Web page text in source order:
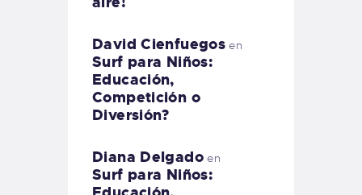
David Cienfuegos en
Surf para Niños:
Educación,
Competición o
Diversión?
Diana Delgadoen
Surf para Niños: